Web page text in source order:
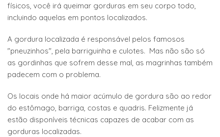
físicos, você irá queimar gorduras em seu corpo todo,
incluindo aquelas em pontos localizados.
A gordura localizada é responsável pelos famosos
"pneuzinhos", pela barriguinha e culotes. Mas não são só
as gordinhas que sofrem desse mal, as magrinhas também
padecem com o problema.
Os locais onde há maior acúmulo de gordura são ao redor
do estômago, barriga, costas e quadris. Felizmente já
estão disponíveis técnicas capazes de acabar com as
gorduras localizadas.